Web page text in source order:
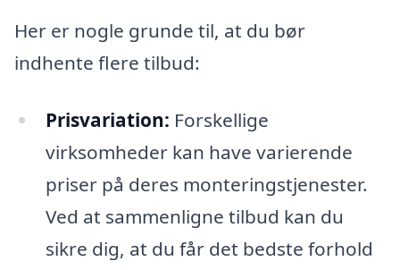
Her er nogle grunde til, at du bør
indhente flere tilbud:
Prisvariation: Forskellige
virksomheder kan have varierende
priser på deres monteringstjenester.
Ved at sammenligne tilbud kan du
sikre dig, at du får det bedste forhold